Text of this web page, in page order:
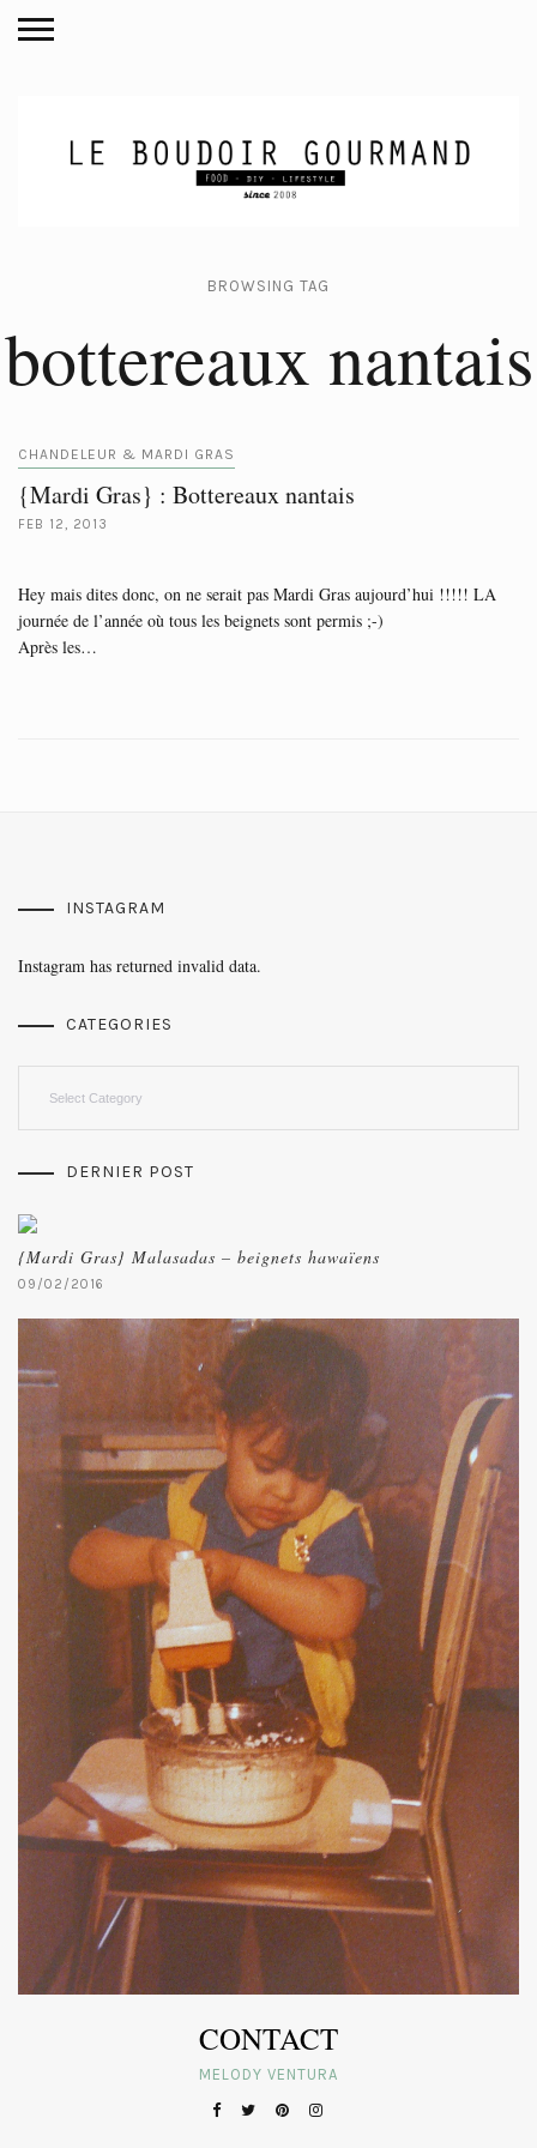
BROWSING TAG
bottereaux nantais
CHANDELEUR & MARDI GRAS
{Mardi Gras} : Bottereaux nantais
FEB 12, 2013
Hey mais dites donc, on ne serait pas Mardi Gras aujourd’hui !!!!! LA
journée de l’année où tous les beignets sont permis ;-)
Après les…
INSTAGRAM
Instagram has returned invalid data.
CATEGORIES
DERNIER POST
{Mardi Gras} Malasadas – beignets hawaïens
09/02/2016
CONTACT
MELODY VENTURA